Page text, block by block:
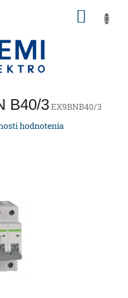
B40/3EX9BNB40/3
hodnotenia